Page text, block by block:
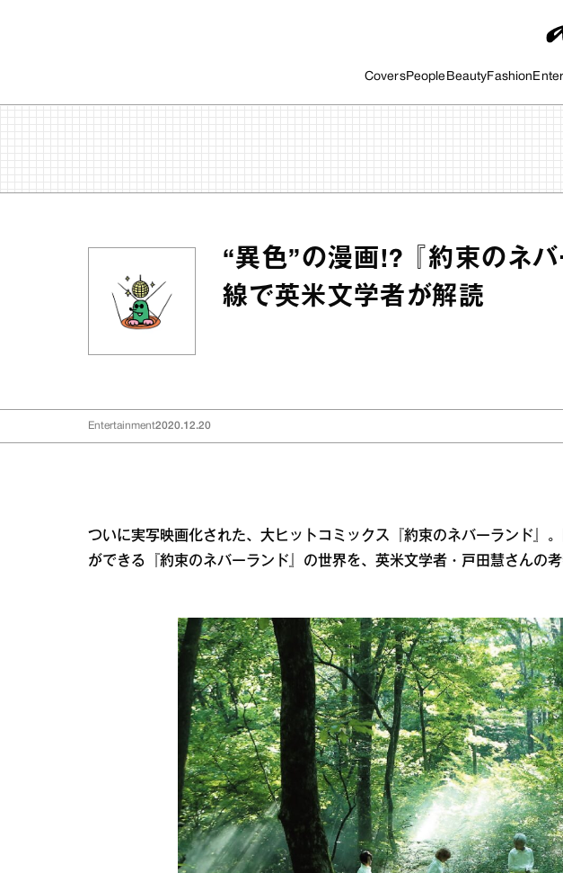
CoversPeople BeautyFashion
“異色”の漫画!? 『約束のネバ
線で英米文学者が解読
Entertainment2020.12.20
ついに実写映画化された、大ヒットコミックス『約束のネバーランド』
ができる『約束のネバーランド』の世界を、英米文学者・戸田慧さんの考